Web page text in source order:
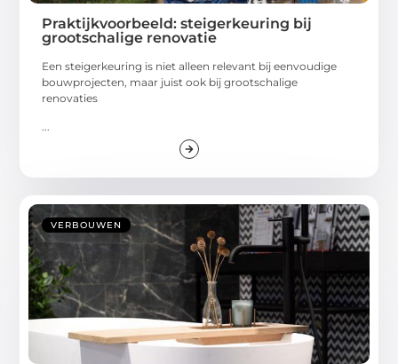
Praktijkvoorbeeld: steigerkeuring bij
grootschalige renovatie
Een steigerkeuring is niet alleen relevant bij eenvoudige
bouwprojecten, maar juist ook bij grootschalige
renovaties
...
VERBOUWEN